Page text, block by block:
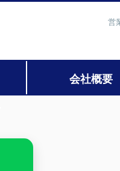
営
会社概要